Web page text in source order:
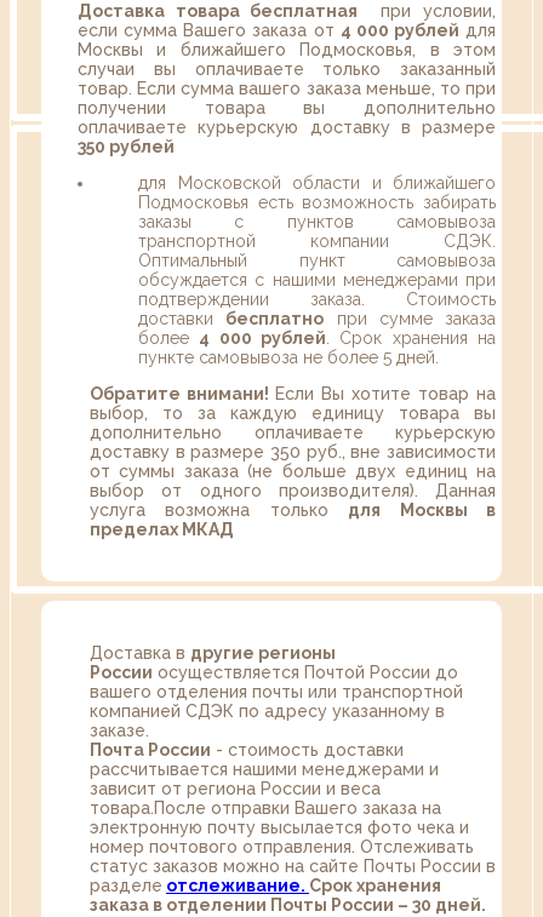
Доставка товара бесплатная при условии,
если сумма Вашего заказа от 4 000 рублей для
Москвы и ближайшего Подмосковья, в этом
случаи вы оплачиваете только заказанный
товар. Если сумма вашего заказа меньше, то при
получении товара вы дополнительно
оплачиваете курьерскую доставку в размере
350 рублей
для Московской области и ближайшего
Подмосковья есть возможность забирать
заказы с пунктов самовывоза
транспортной компании СДЭК.
Оптимальный пункт самовывоза
обсуждается с нашими менеджерами при
подтверждении заказа. Стоимость
доставки бесплатно при сумме заказа
более 4 000 рублей . Срок хранения на
пункте самовывоза не более 5 дней.
Обратите внимани! Если Вы хотите товар на
выбор, то за каждую единицу товара вы
дополнительно оплачиваете курьерскую
доставку в размере 350 руб., вне зависимости
от суммы заказа (не больше двух единиц на
выбор от одного производителя). Данная
услуга возможна только для Москвы в
пределах МКАД
Доставка в другие регионы
России осуществляется Почтой России до
вашего отделения почты или транспортной
компанией СДЭК по адресу указанному в
заказе.
Почта России - стоимость доставки
рассчитывается нашими менеджерами и
зависит от региона России и веса
товара.После отправки Вашего заказа на
электронную почту высылается фото чека и
номер почтового отправления. Отслеживать
статус заказов можно на сайте Почты России в
разделе oтслеживание. Срок хранения
заказа в отделении Почты России – 30 дней.